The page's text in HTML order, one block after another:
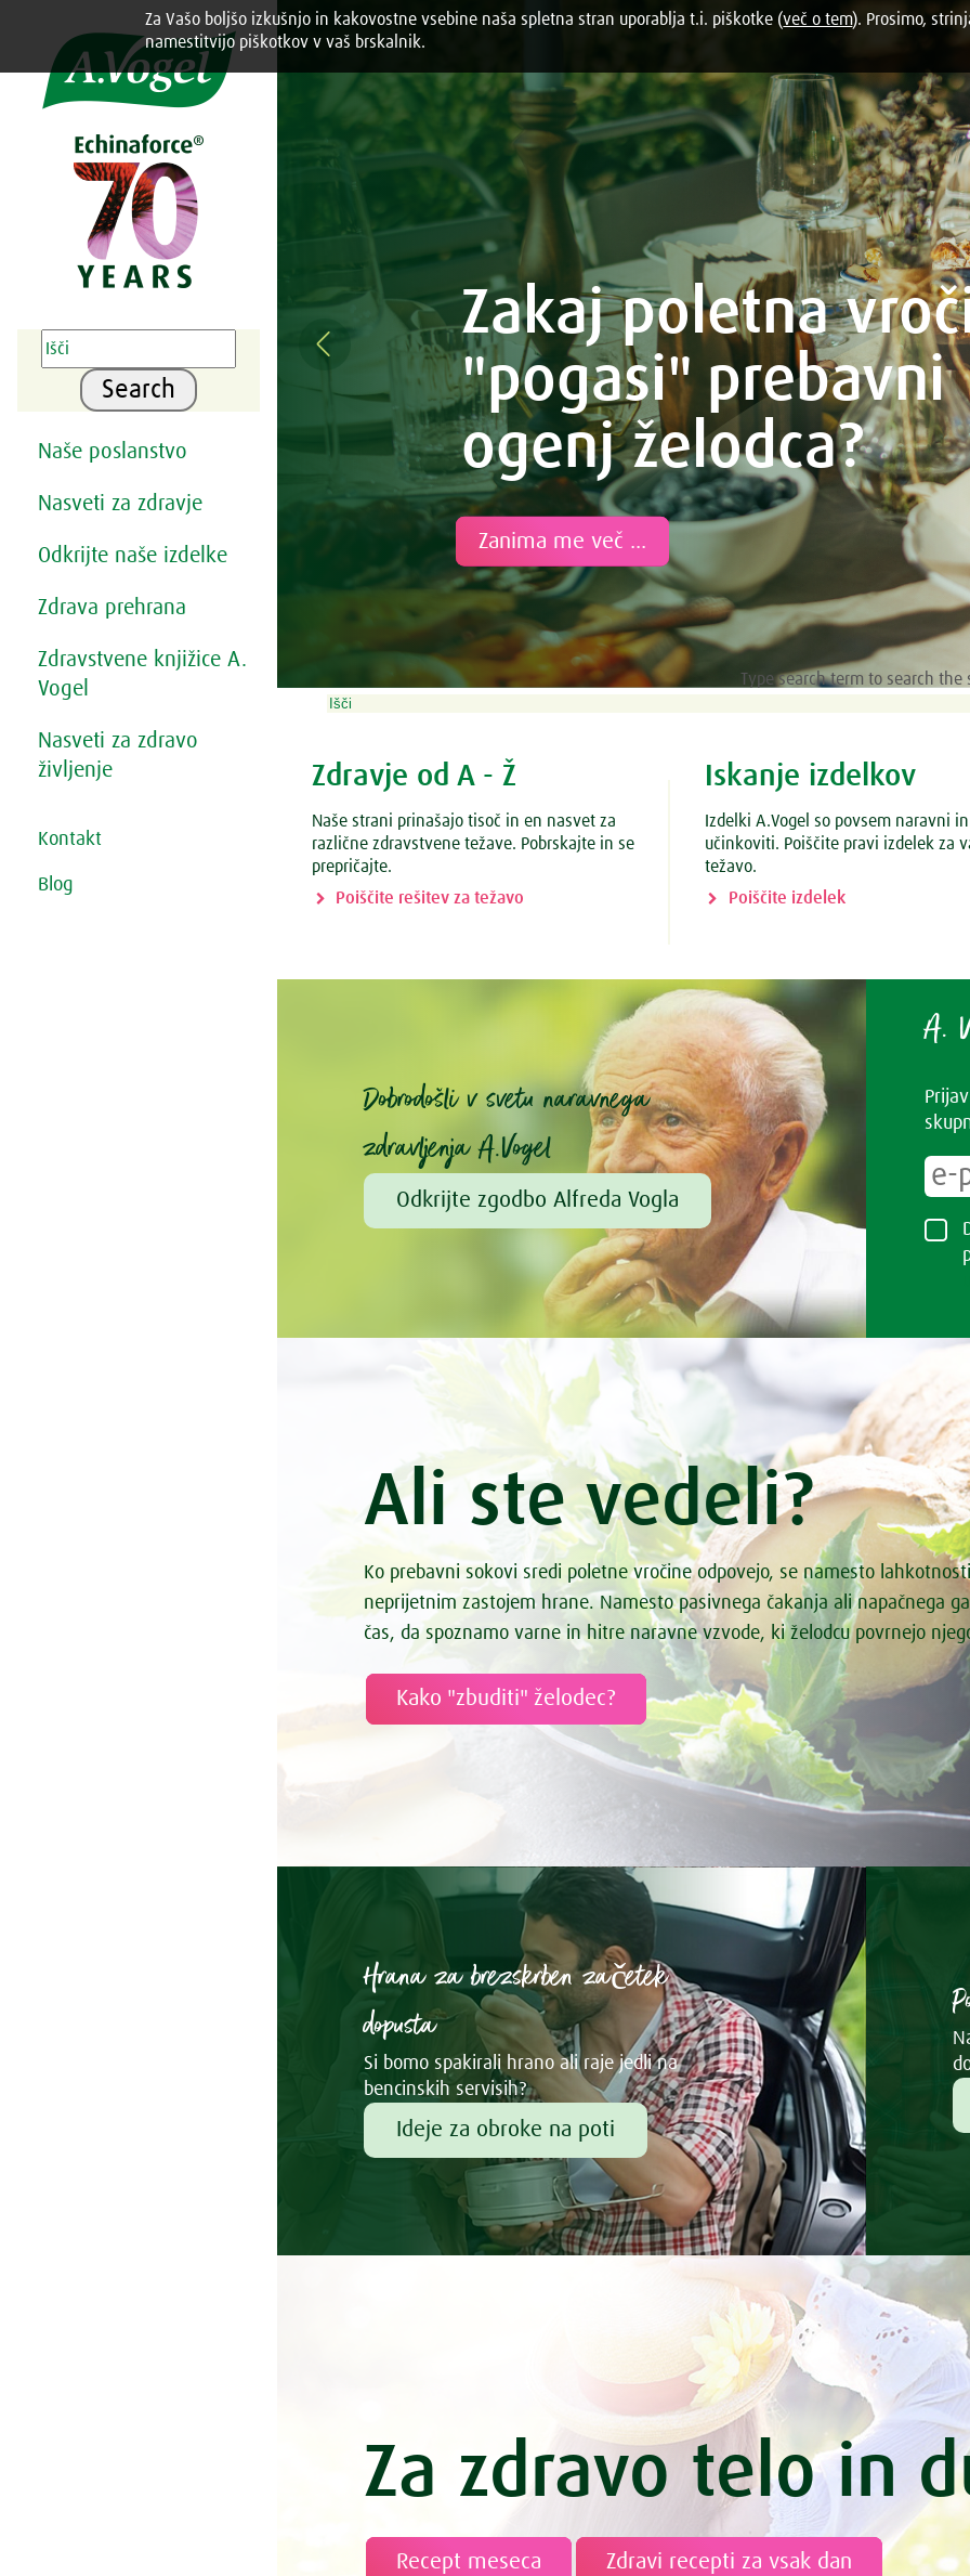

Search
Naše poslanstvo
Nasveti za zdravje
Odkrijte naše izdelke
Zdrava prehrana
Zdravstvene knjižice A.
Vogel
Nasveti za zdravo
življenje
Kontakt
Blog
Previous
Zakaj poletna
"pogasi" prebavni
ogenj želodca?
Zanima me več ...
Type search term to search the
Zdravje od A - Ž
Naše strani prinašajo tisoč in en nasvet za
različne zdravstvene težave. Pobrskajte in se
prepričajte.
Poiščite rešitev za težavo
Iskanje izdelkov
Izdelki A.Vogel so povsem naravni
učinkoviti. Poiščite pravi izdelek za
težavo.
Poiščite izdelek
Dobrodošli v svetu naravnega
zdravljenja A.Vogel
Odkrijte zgodbo Alfreda Vogla
A.
Ali ste vedeli?
Ko prebavni sokovi sredi poletne vročine odpovejo, se namesto
neprijetnim zastojem hrane. Namesto pasivnega čakanja ali napačnega
čas, da spoznamo varne in hitre naravne vzvode, ki želodcu povrnejo
Kako "zbuditi" želodec?
Hrana za brezskrben začetek
dopusta
Si bomo spakirali hrano ali raje jedli na
bencinskih servisih?
Ideje za obroke na poti
Za zdravo telo in
Recept meseca Zdravi recepti za vsak dan
Za Vašo boljšo izkušnjo in kakovostne vsebine naša spletna stran uporablja t.i. piškotke (več o tem). Prosimo,
namestitvijo piškotkov v vaš brskalnik.
Share this selection